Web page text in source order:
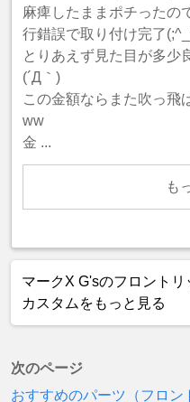
麻痺したままポチったの
行錯誤で取り付け完了
とりあえず見た目が多少
(´Д｀)
この金額ならまた吹っ飛
ww
金 ...
も
マークX G'sのフロント
カスタムをもっと見る
次のページ
おすすめのパーツ（フロン